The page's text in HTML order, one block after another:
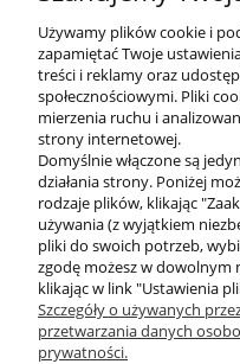
Używamy plików cookie i
zapamiętać Twoje
treści i reklamy oraz
społecznościowymi. Pliki
mierzenia ruchu i
strony internetowej.
Domyślnie włączone są
działania strony. Poniżej
rodzaje plików, klikając
używania (z wyjątkiem
pliki do swoich potrzeb,
zgodę możesz w dowolnym
klikając w link "Ustawienia
Szczegóły o używanych
przetwarzania danych
prywatności.